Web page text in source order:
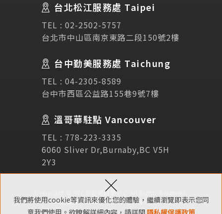
我們將使用cookie等資訊來優化您的體驗，繼續瀏覽即表示您同
意我們使用。欲瞭解詳細內容，請詳閱 隱私權保護政策
×
諮詢表單
立即諮詢
Links 相關連結
台北松江服務處 Taipei
TEL : 02-2502-5757
台北市中山區南京東路二段150號2樓
台中勤美服務處 Taichung
TEL : 04-2305-8589
台中市西區公益路155巷9號7樓
溫哥華駐點 Vancouver
TEL : 778-223-3335
6060 Sliver Dr,Burnaby,BC V5H
2Y3
Copyright © SEC協益留遊學中心 All Rights Reserved.
網頁維護 ：NSC網頁設計 隱私權保護政策